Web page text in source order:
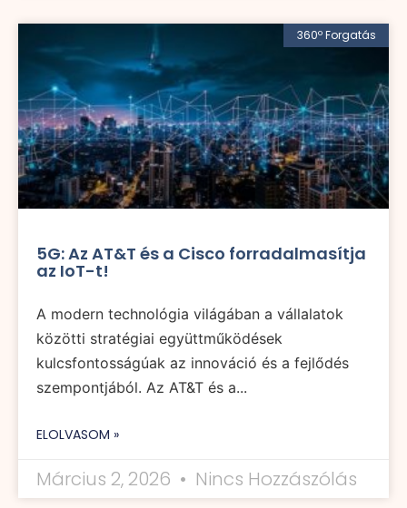
360º Forgatás
5G: Az AT&T és a Cisco forradalmasítja
az IoT-t!
A modern technológia világában a vállalatok
közötti stratégiai együttműködések
kulcsfontosságúak az innováció és a fejlődés
szempontjából. Az AT&T és a...
ELOLVASOM »
Március 2, 2026 Nincs Hozzászólás